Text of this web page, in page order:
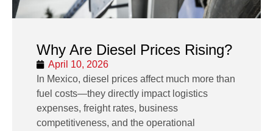
Why Are Diesel Prices Rising?
April 10, 2026
In Mexico, diesel prices affect much more than
fuel costs—they directly impact logistics
expenses, freight rates, business
competitiveness, and the operational